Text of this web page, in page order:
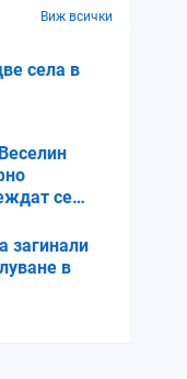
Виж всички
села в
се
загинали
в